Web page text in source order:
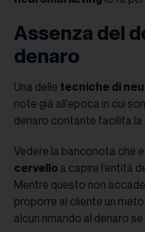
Assenza del
denaro
Una delle tecniche di
note già all’epoca in cui
denaro contante facilita la
Vedere la banconota che
cervello a capire l’entità
Mentre questo non
proporre al cliente un
alcun rimando al denaro